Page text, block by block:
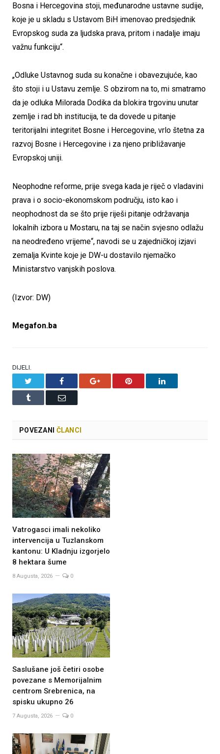
Bosna i Hercegovina stoji, međunarodne ustavne sudije,
koje je u skladu s Ustavom BiH imenovao predsjednik
Evropskog suda za ljudska prava, pritom i nadalje imaju
važnu funkciju“.
„Odluke Ustavnog suda su konačne i obavezujuće, kao
što stoji i u Ustavu zemlje. S obzirom na to, mi smatramo
da je odluka Milorada Dodika da blokira trgovinu unutar
zemlje i rad bh institucija, te da dovede u pitanje
teritorijalni integritet Bosne i Hercegovine, vrlo štetna za
razvoj Bosne i Hercegovine i za njeno približavanje
Evropskoj uniji.
Neophodne reforme, prije svega kada je riječ o vladavini
prava i o socio-ekonomskom području, isto kao i
neophodnost da se što prije riješi pitanje održavanja
lokalnih izbora u Mostaru, na taj se način svjesno odlažu
na neodređeno vrijeme“, navodi se u zajedničkoj izjavi
zemalja Kvinte koje je DW-u dostavilo njemačko
Ministarstvo vanjskih poslova.
(Izvor: DW)
Megafon.ba
DIJELI.
Facebook Google+ Pinterest LinkedIn
Tumblr Email
POVEZANI ČLANCI
Vatrogasci imali nekoliko
intervencija u Tuzlanskom
kantonu: U Kladnju izgorjelo
8 hektara šume
8 Augusta, 2026 0
Saslušane još četiri osobe
povezane s Memorijalnim
centrom Srebrenica, na
spisku ukupno 26
7 Augusta, 2026 0